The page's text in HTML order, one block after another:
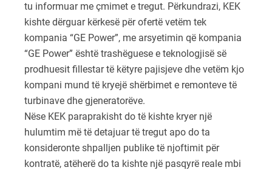
tu informuar me çmimet e tregut. Përkundrazi, KEK
kishte dërguar kërkesë për ofertë vetëm tek
kompania “GE Power”, me arsyetimin që kompania
“GE Power” është trashëguese e teknologjisë së
prodhuesit fillestar të këtyre pajisjeve dhe vetëm kjo
kompani mund të kryejë shërbimet e remonteve të
turbinave dhe gjeneratorëve.
Nëse KEK paraprakisht do të kishte kryer një
hulumtim më të detajuar të tregut apo do ta
konsideronte shpalljen publike të njoftimit për
kontratë, atëherë do ta kishte një pasqyrë reale mbi